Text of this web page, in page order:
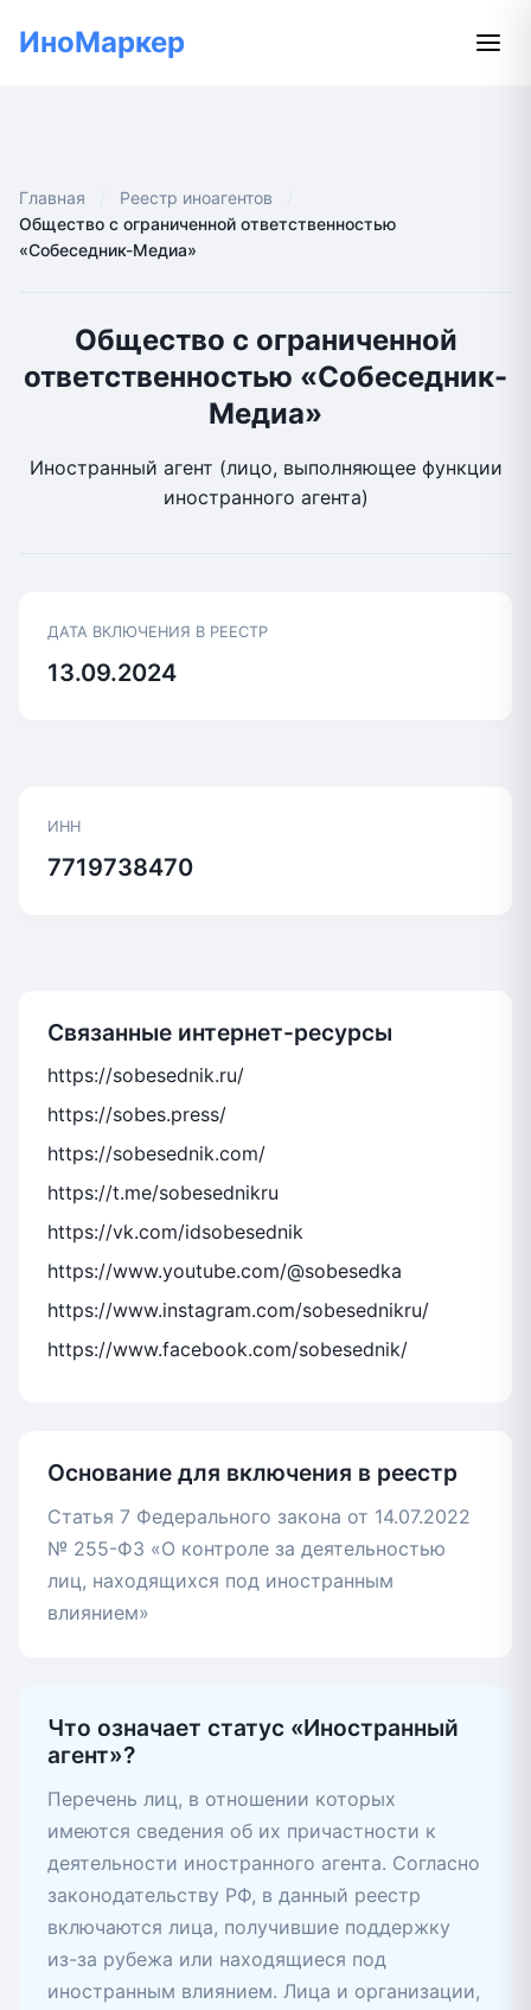
ИноМаркер
Главная
Реестр иноагентов
Общество с ограниченной ответственностью
«Собеседник-Медиа»
Общество с ограниченной
ответственностью «Собеседник-
Медиа»
Иностранный агент (лицо, выполняющее функции
иностранного агента)
ДАТА ВКЛЮЧЕНИЯ В РЕЕСТР
13.09.2024
ИНН
7719738470
Связанные интернет-ресурсы
https://sobesednik.ru/
https://sobes.press/
https://sobesednik.com/
https://t.me/sobesednikru
https://vk.com/idsobesednik
https://www.youtube.com/@sobesedka
https://www.instagram.com/sobesednikru/
https://www.facebook.com/sobesednik/
Основание для включения в реестр
Статья 7 Федерального закона от 14.07.2022
№ 255-ФЗ «О контроле за деятельностью
лиц, находящихся под иностранным
влиянием»
Что означает статус «Иностранный
агент»?
Перечень лиц, в отношении которых
имеются сведения об их причастности к
деятельности иностранного агента. Согласно
законодательству РФ, в данный реестр
включаются лица, получившие поддержку
из-за рубежа или находящиеся под
иностранным влиянием. Лица и организации,